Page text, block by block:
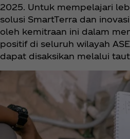
2025. Untuk mempelajari
solusi SmartTerra dan
oleh kemitraan ini dalam
positif di seluruh wilayah
dapat disaksikan melalui